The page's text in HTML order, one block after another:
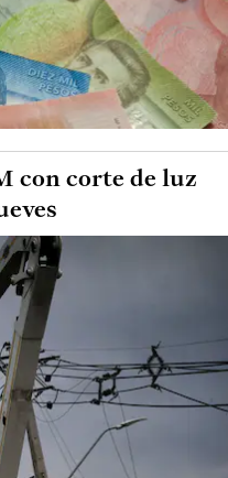
con corte de luz